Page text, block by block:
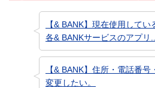
【& BANK】現在使用して
各& BANKサービスのアプリ...
【& BANK】住所・電話番
変更したい。